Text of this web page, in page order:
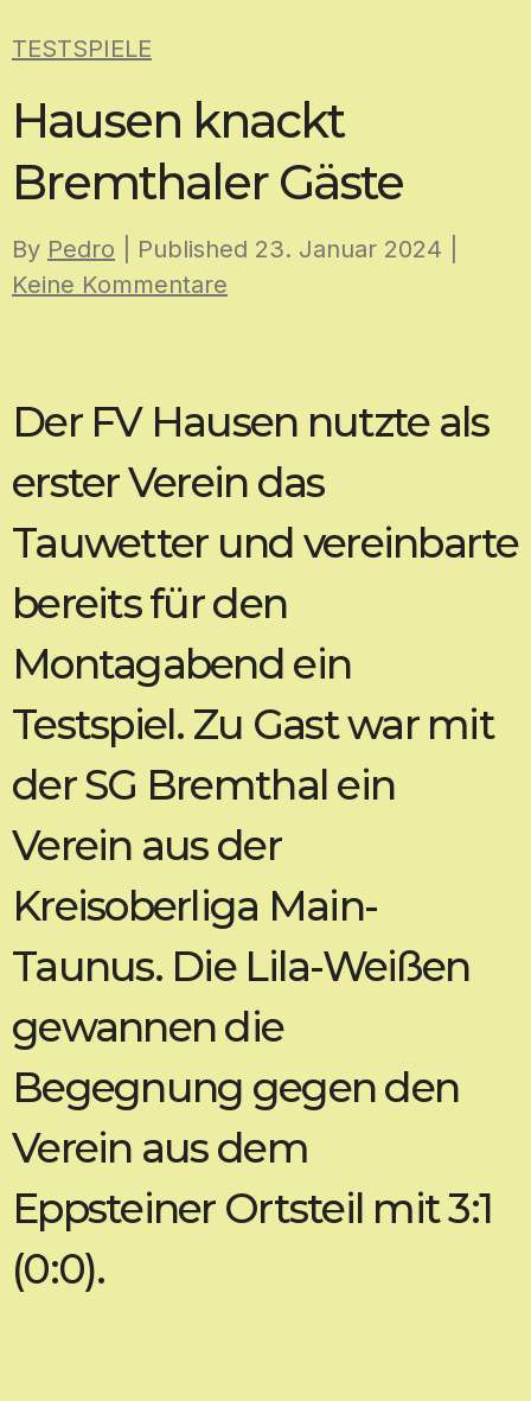
toTESTSPIELE
Hausen knackt
Bremthaler Gäste
By Pedro | Published 23. Januar 2024
Keine Kommentare
Der FV Hausen nutzte als
erster Verein das
Tauwetter und vereinbarte
bereits für den
Montagabend ein
Testspiel. Zu Gast war mit
der SG Bremthal ein
Verein aus der
Kreisoberliga Main-
Taunus. Die Lila-Weißen
gewannen die
Begegnung gegen den
Verein aus dem
Eppsteiner Ortsteil mit 3:1
(0:0).